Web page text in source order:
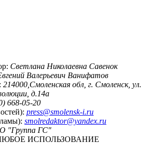
Светлана Николаевна Савенок
Валерьевич Ванифатов
214000,Смоленская обл, г. Смоленск, ул.
д.14а
668-05-20
press@smolensk-i.ru
smolredaktor@yandex.ru
"Группа ГС"
ИСПОЛЬЗОВАНИЕ